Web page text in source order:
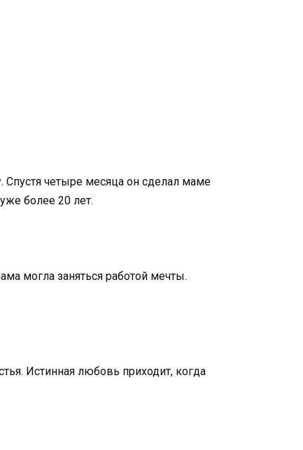
Спустя четыре месяца он сделал маме
более 20 лет.
могла заняться работой мечты.
Истинная любовь приходит, когда